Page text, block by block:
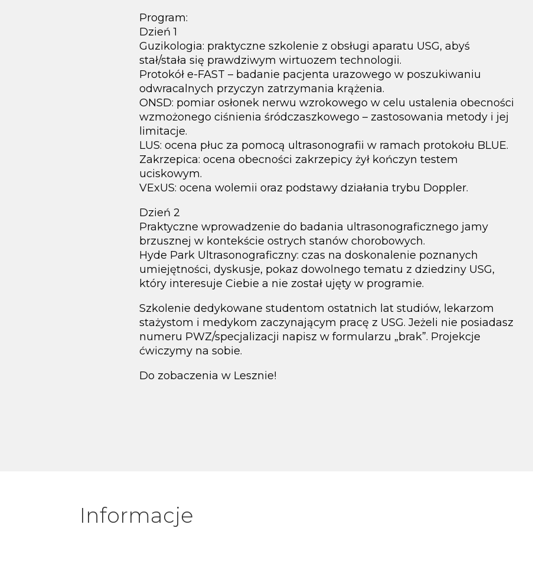
Program:
Dzień 1
Guzikologia: praktyczne szkolenie z obsługi aparatu USG, abyś
stał/stała się prawdziwym wirtuozem technologii.
Protokół e-FAST – badanie pacjenta urazowego w poszukiwaniu
odwracalnych przyczyn zatrzymania krążenia.
ONSD: pomiar osłonek nerwu wzrokowego w celu ustalenia obecności
wzmożonego ciśnienia śródczaszkowego – zastosowania metody i jej
limitacje.
LUS: ocena płuc za pomocą ultrasonografii w ramach protokołu BLUE.
Zakrzepica: ocena obecności zakrzepicy żył kończyn testem
uciskowym.
VExUS: ocena wolemii oraz podstawy działania trybu Doppler.
Dzień 2
Praktyczne wprowadzenie do badania ultrasonograficznego jamy
brzusznej w kontekście ostrych stanów chorobowych.
Hyde Park Ultrasonograficzny: czas na doskonalenie poznanych
umiejętności, dyskusje, pokaz dowolnego tematu z dziedziny USG,
który interesuje Ciebie a nie został ujęty w programie.
Szkolenie dedykowane studentom ostatnich lat studiów, lekarzom
stażystom i medykom zaczynającym pracę z USG. Jeżeli nie posiadasz
numeru PWZ/specjalizacji napisz w formularzu „brak”. Projekcje
ćwiczymy na sobie.
Do zobaczenia w Lesznie!
Informacje